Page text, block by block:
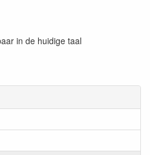
in de huidige taal